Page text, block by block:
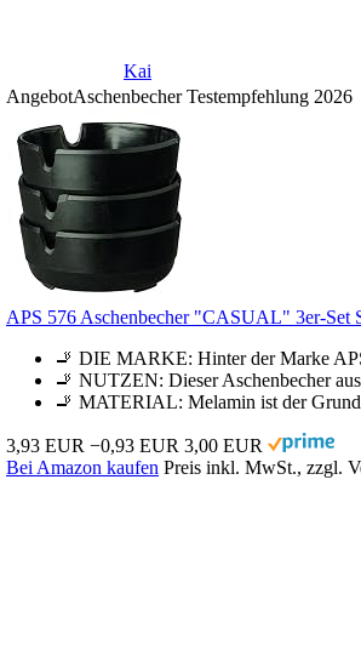
Kai
AngebotAschenbecher Testempfehlung 2026
APS 576 Aschenbecher "CASUAL" 3er-Set
🚬 DIE MARKE: Hinter der Marke
🚬 NUTZEN: Dieser Aschenbecher
🚬 MATERIAL: Melamin ist der
3,93 EUR −0,93 EUR 3,00 EUR
Bei Amazon kaufen Preis inkl. MwSt., zzgl.